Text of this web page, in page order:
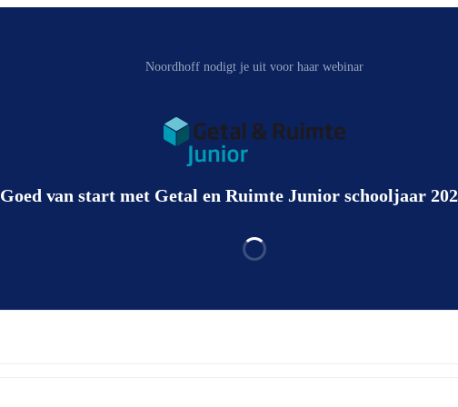
Noordhoff nodigt je uit voor haar webinar
Goed van start met Getal en Ruimte Junior schooljaar